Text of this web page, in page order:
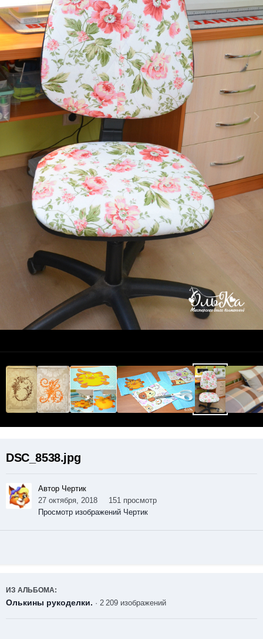
DSC_8538.jpg
Автор Чертик
27 октября, 2018
151 просмотр
Просмотр изображений Чертик
ИЗ АЛЬБОМА:
Олькины рукоделки. · 2 209 изображений